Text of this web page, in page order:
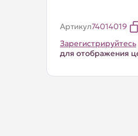
Артикул74014019
Зарегистрируйтесь
для отображения